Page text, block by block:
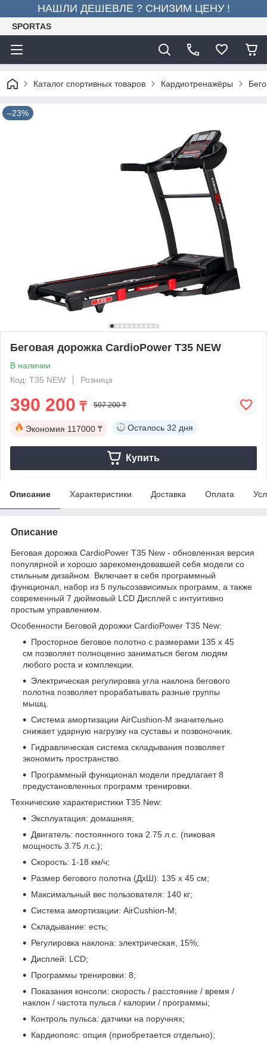
НАШЛИ ДЕШЕВЛЕ ? СНИЗИМ ЦЕНУ !
SPORTAS
Каталог спортивных товаров Кардиотренажёры
–23%
Беговая дорожка CardioPower T35 NEW
В наличии
Код: T35 NEW
Розница
390 200 ₸ 507 200 ₸
Экономия 117000 ₸ Осталось 32 дня
Купить
Описание Характеристики Доставка Оплата
Описание
Беговая дорожка CardioPower T35 New - обновленная версия
популярной и хорошо зарекомендовавшей себя модели со
стильным дизайном. Включает в себя программный
функционал, набор из 5 пульсозависимых программ, а также
современный 7 дюймовый LСD Дисплей с интуитивно
простым управлением.
Особенности Беговой дорожки CardioPower T35 New:
Просторное беговое полотно с размерами 135 х 45
см позволяет полноценно заниматься бегом людям
любого роста и комплекции.
Электрическая регулировка угла наклона бегового
полотна позволяет прорабатывать разные группы
мышц.
Система амортизации AirCushion-M значительно
снижает ударную нагрузку на суставы и позвоночник.
Гидравлическая система складывания позволяет
экономить пространство.
Программный функционал модели предлагает 8
предустановленных программ тренировки.
Технические характеристики T35 New:
Эксплуатация: домашняя;
Двигатель: постоянного тока 2.75 л.с. (пиковая
мощность 3.75 л.с.);
Скорость: 1-18 км/ч;
Размер бегового полотна (ДхШ): 135 х 45 см;
Максимальный вес пользователя: 140 кг;
Система амортизации: AirCushion-M;
Складывание: есть;
Регулировка наклона: электрическая, 15%;
Дисплей: LCD;
Программы тренировки: 8;
Показания консоли: скорость / расстояние / время /
наклон / частота пульса / калории / программы;
Контроль пульса: датчики на поручнях;
Кардиопояс: опция (приобретается отдельно);